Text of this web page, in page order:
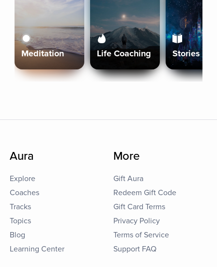
Meditation Life Coaching Stories
Aura
Explore
Coaches
Tracks
Topics
Blog
Learning Center
More
Gift Aura
Redeem Gift Code
Gift Card Terms
Privacy Policy
Terms of Service
Support FAQ